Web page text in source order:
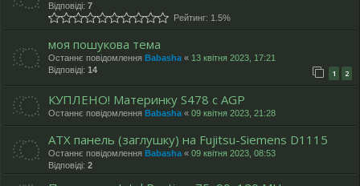
Відповіді: 7
Рейтинг: 1.5%
моя пошукова тема
Останнє повідомлення Babasha « 13 квітня 2023, 17:21
Відповіді: 14 1 2
КУПЛЕНО! Материнку S478 с AGP
Останнє повідомлення Babasha « 09 квітня 2023, 21:28
ATX панель (заглушку) на Fujitsu-Siemens D1115
Останнє повідомлення Babasha « 09 квітня 2023, 08:53
Відповіді: 2